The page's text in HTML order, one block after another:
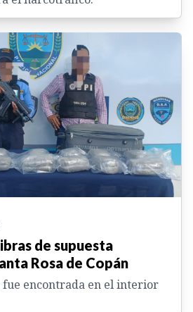
de supuesta
Rosa de Copán
fue encontrada en el interior